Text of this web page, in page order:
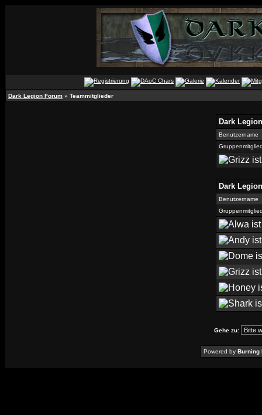
Dark Legion Forum » Teammitglieder
Dark
Benutzername
Dark
Benutzername
Gehe zu:
Powered by Burning